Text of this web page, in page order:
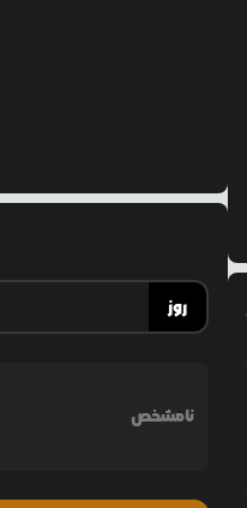
روز
نامشخص